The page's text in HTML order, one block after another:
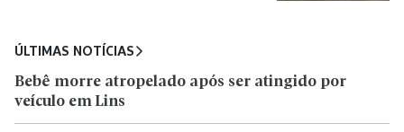
ÚLTIMAS NOTÍCIAS
Bebê morre atropelado após ser atingido por
veículo em Lins